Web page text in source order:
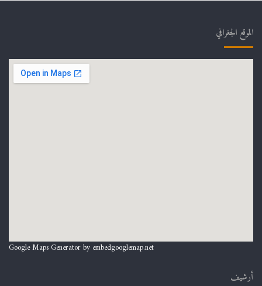
الموقع الجغرافي
Google Maps Generator by embedgooglemap.net
أرشيف